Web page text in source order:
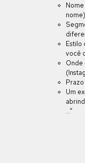
nome)
Estilo
você
Onde
Um
…”